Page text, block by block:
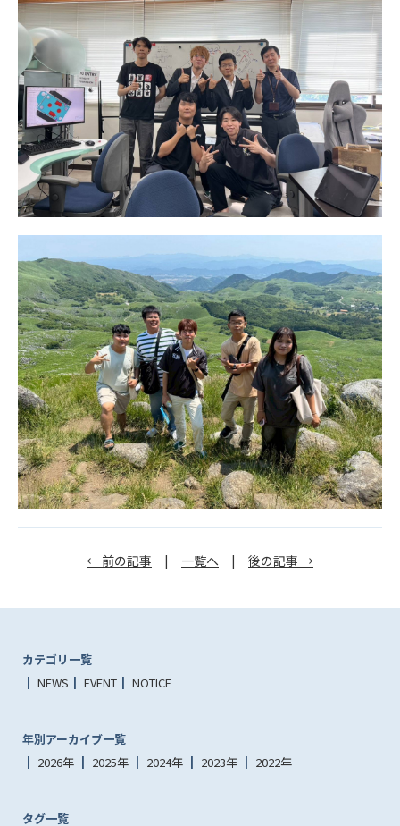
← 前の記事 | 一覧へ | 後の記事 →
カテゴリ一覧
NEWS
EVENT NOTICE
年別アーカイブ一覧
2026年
2025年 2024年 2023年 2022年
タグ一覧